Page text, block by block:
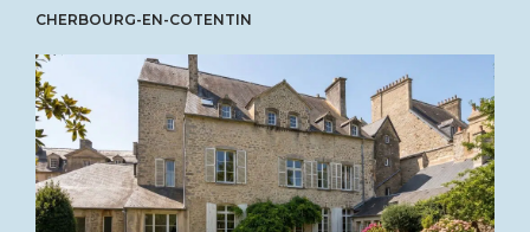
CHERBOURG-EN-COTENTIN